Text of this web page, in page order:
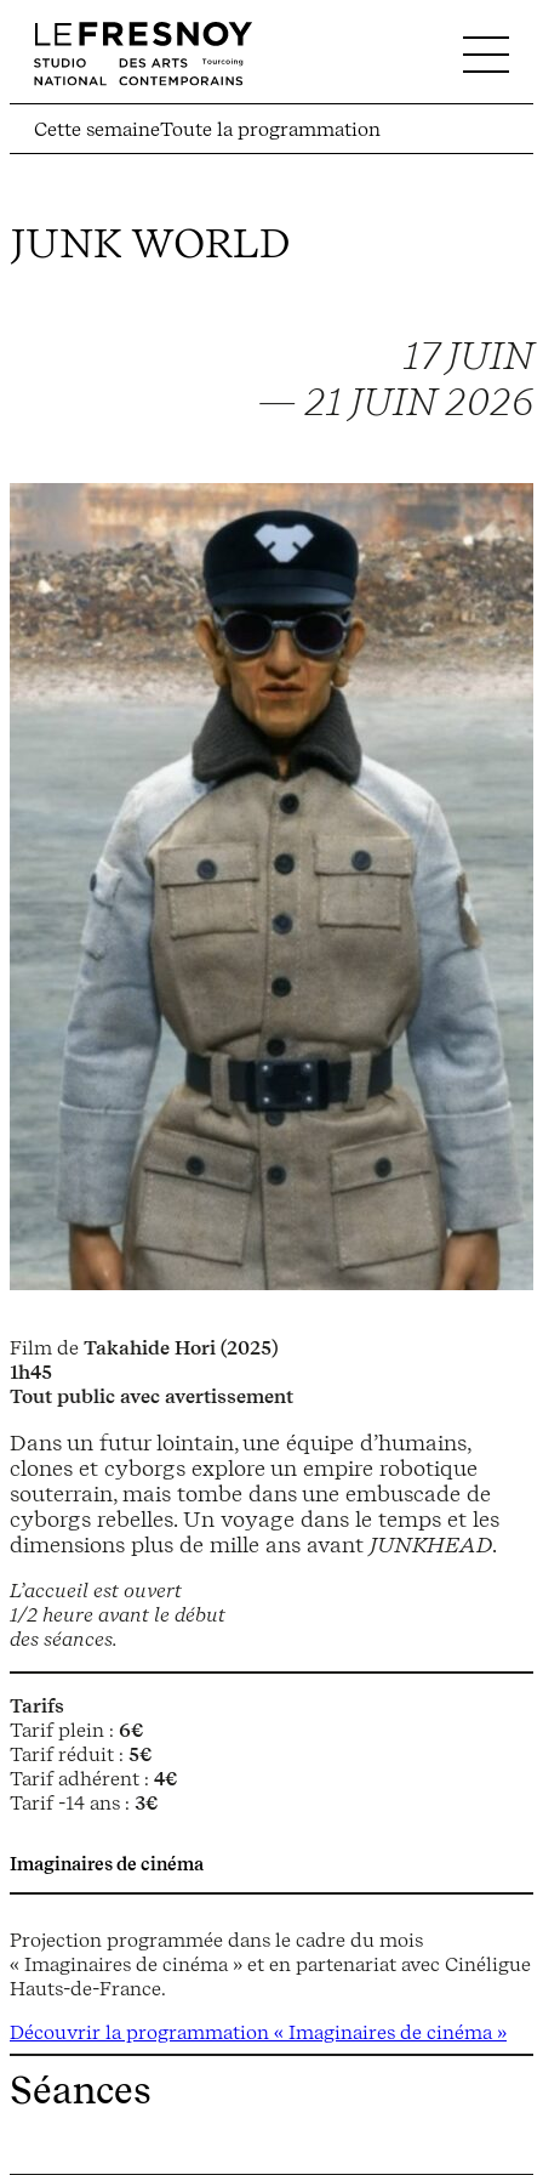
Cette semaineToute la programmation
JUNK WORLD
17 JUIN
— 21 JUIN 2026
L’accueil est ouvert
1/2 heure avant le début
des séances.
Tarifs
Tarif plein : 6€
Tarif réduit : 5€
Tarif adhérent : 4€
Tarif -14 ans : 3€
Film de Takahide Hori (2025)
1h45
Tout public avec avertissement
Dans un futur lointain, une équipe d’humains,
clones et cyborgs explore un empire robotique
souterrain, mais tombe dans une embuscade de
cyborgs rebelles. Un voyage dans le temps et les
dimensions plus de mille ans avant JUNKHEAD.
Imaginaires de cinéma
Projection programmée dans le cadre du mois
« Imaginaires de cinéma » et en partenariat avec Cinéligue
Hauts-de-France.
Découvrir la programmation « Imaginaires de cinéma »
Séances